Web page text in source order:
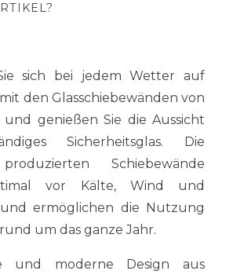
sich bei jedem Wetter auf
mit den Glasschiebewänden von
und genießen Sie die Aussicht
Sicherheitsglas. Die
Schiebewände
vor Kälte, Wind und
und ermöglichen die Nutzung
rund um das ganze Jahr.
und moderne Design aus